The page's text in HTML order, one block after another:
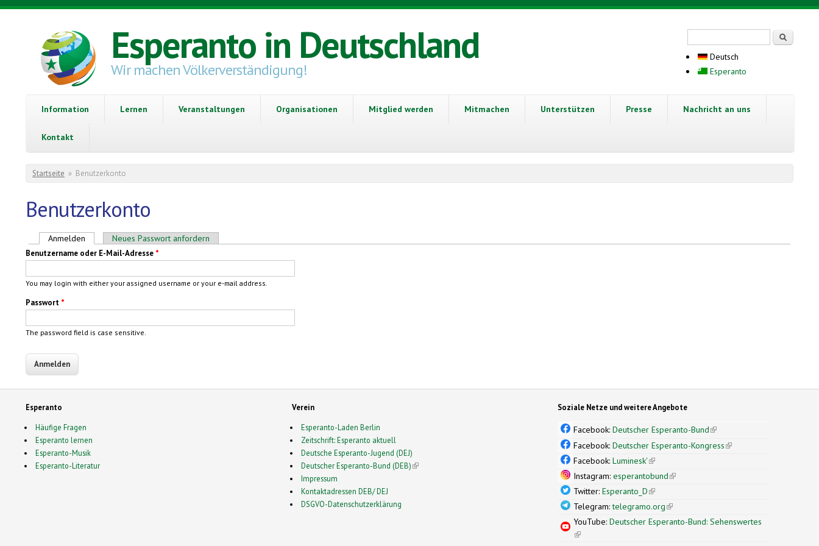
Direkt zum Inhalt
Esperanto in Deutschland
Wir machen Völkerverständigung!
Deutsch
Esperanto
Information Lernen Veranstaltungen Organisationen Mitglied werden Mitmachen Unterstützen Presse Nachricht an uns
Kontakt
Sie sind hier
Startseite » Benutzerkonto
Benutzerkonto
Haupt-Reiter
Anmelden (aktiver Reiter)
Neues Passwort anfordern
Benutzername oder E-Mail-Adresse *
You may login with either your assigned username or your e-mail address.
Passwort *
The password field is case sensitive.
Esperanto
Häufige Fragen
Esperanto lernen
Esperanto-Musik
Esperanto-Literatur
Verein
Esperanto-Laden Berlin
Zeitschrift: Esperanto aktuell
Deutsche Esperanto-Jugend (DEJ)
Deutscher Esperanto-Bund (DEB)(link is external)
Impressum
Kontaktadressen DEB/ DEJ
DSGVO-Datenschutzerklärung
Soziale Netze und weitere Angebote
Facebook:Deutscher Esperanto-Bund(link is external)
Facebook:Deutscher Esperanto-Kongress(link is external)
Facebook:Luminesk'(link is external)
Instagram:esperantobund(link is external)
Twitter:Esperanto_D(link is external)
Telegram:telegramo.org(link is external)
YouTube:Deutscher Esperanto-Bund: Sehenswertes
(link is external)